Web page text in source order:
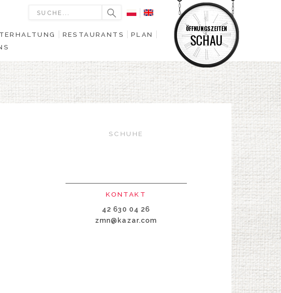
ÖFFNUNGSZEITEN
SCHAU
RESTAURANTS
PLAN
SCHUHE
KONTAKT
42 630 04 26
zmn@kazar.com